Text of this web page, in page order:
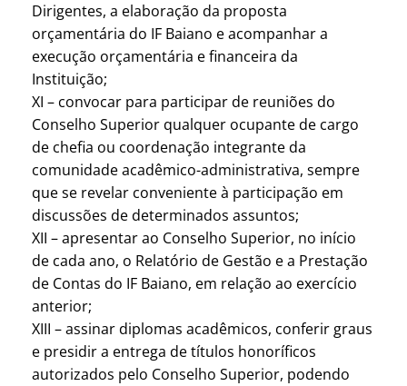
Dirigentes, a elaboração da proposta
orçamentária do IF Baiano e acompanhar a
execução orçamentária e financeira da
Instituição;
XI – convocar para participar de reuniões do
Conselho Superior qualquer ocupante de cargo
de chefia ou coordenação integrante da
comunidade acadêmico-administrativa, sempre
que se revelar conveniente à participação em
discussões de determinados assuntos;
XII – apresentar ao Conselho Superior, no início
de cada ano, o Relatório de Gestão e a Prestação
de Contas do IF Baiano, em relação ao exercício
anterior;
XIII – assinar diplomas acadêmicos, conferir graus
e presidir a entrega de títulos honoríficos
autorizados pelo Conselho Superior, podendo